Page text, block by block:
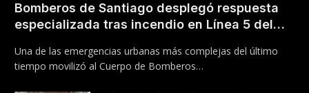
Bomberos de Santiago desplegó respuesta
especializada tras incendio en Línea 5 del
Una de las emergencias urbanas más complejas del último
tiempo movilizó al Cuerpo de Bomberos…